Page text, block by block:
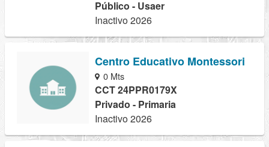
Público - Usaer
Inactivo 2026
Centro Educativo Montessori
0 Mts
CCT 24PPR0179X
Privado - Primaria
Inactivo 2026